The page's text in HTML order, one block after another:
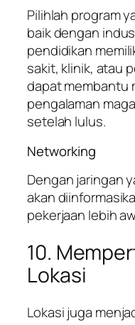
Pilihlah program
baik dengan
pendidikan
sakit, klinik, atau
dapat membantu
pengalaman
setelah lulus.
Networking
Dengan jaringan
akan
pekerjaan lebih
10.
Lokasi
Lokasi juga